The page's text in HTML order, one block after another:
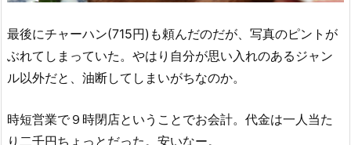
最後にチャーハン(715円)も頼んだのだが、写真のピントが
ぶれてしまっていた。やはり自分が思い入れのあるジャン
ル以外だと、油断してしまいがちなのか。
時短営業で９時閉店ということでお会計。代金は一人当た
り二千円ちょっとだった。安いなー。